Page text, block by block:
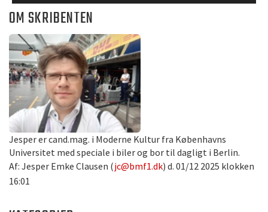
OM SKRIBENTEN
Jesper er cand.mag. i Moderne Kultur fra Københavns
Universitet med speciale i biler og bor til dagligt i Berlin.
Af: Jesper Emke Clausen (jc@bmf1.dk) d. 01/12 2025 klokken
16:01